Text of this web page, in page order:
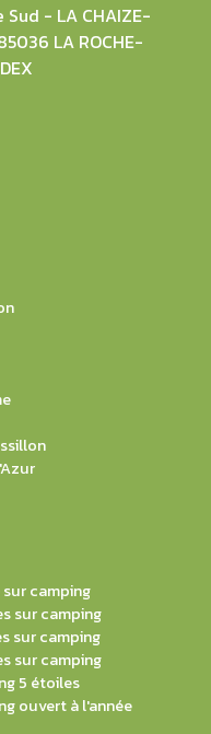
Sud - LA CHAIZE-
LA ROCHE-
camping
sur camping
sur camping
sur camping
5 étoiles
ouvert à l'année